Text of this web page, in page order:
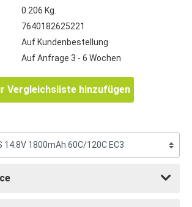
0.206 Kg.
7640182625221
Auf Kundenbestellung
Auf Anfrage 3 - 6 Wochen
Vergleichsliste hinzufügen